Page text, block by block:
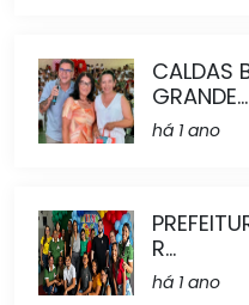
CALDAS
GRANDE...
há 1 ano
R...
há 1 ano